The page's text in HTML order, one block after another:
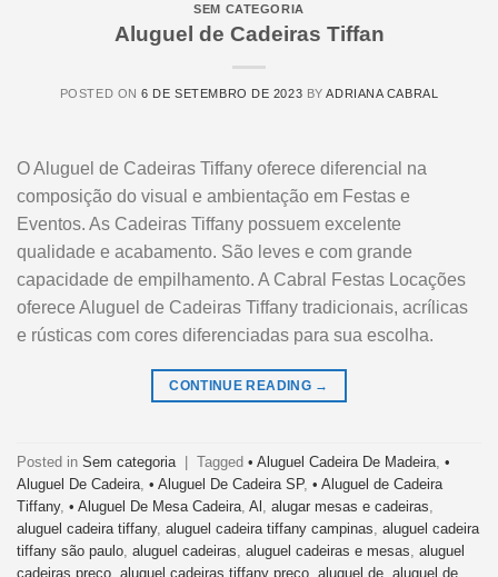
SEM CATEGORIA
Aluguel de Cadeiras Tiffan
POSTED ON6 DE SETEMBRO DE 2023 BYADRIANA CABRAL
O Aluguel de Cadeiras Tiffany oferece diferencial na
composição do visual e ambientação em Festas e
Eventos. As Cadeiras Tiffany possuem excelente
qualidade e acabamento. São leves e com grande
capacidade de empilhamento. A Cabral Festas Locações
oferece Aluguel de Cadeiras Tiffany tradicionais, acrílicas
e rústicas com cores diferenciadas para sua escolha.
CONTINUE READING →
Posted in Sem categoria | Tagged • Aluguel Cadeira De Madeira •
Aluguel De Cadeira • Aluguel De Cadeira SP, • Aluguel de Cadeira
Tiffany, • Aluguel De Mesa Cadeira Al alugar mesas e cadeiras
aluguel cadeira tiffany, aluguel cadeira tiffany campinas aluguel cadeira
tiffany são paulo aluguel cadeiras aluguel cadeiras e mesas aluguel
cadeiras preço aluguel cadeiras tiffany preço aluguel de aluguel de